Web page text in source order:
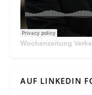
Wochenzeitung
AUF LINKEDIN